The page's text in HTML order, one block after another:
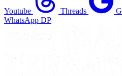
Youtube Threads
WhatsApp DP